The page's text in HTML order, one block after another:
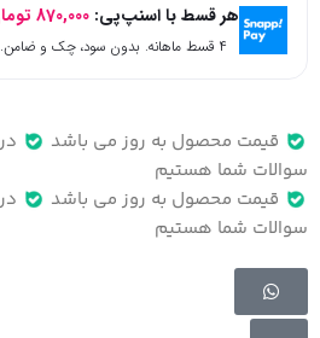
هر قسط با اسنپ‌پی: 870,000
۴ قسط ماهانه. بدون سود، چک و ضامن.
قیمت محصول به روز می باشد
سوالات شما هستیم
قیمت محصول به روز می باشد
سوالات شما هستیم